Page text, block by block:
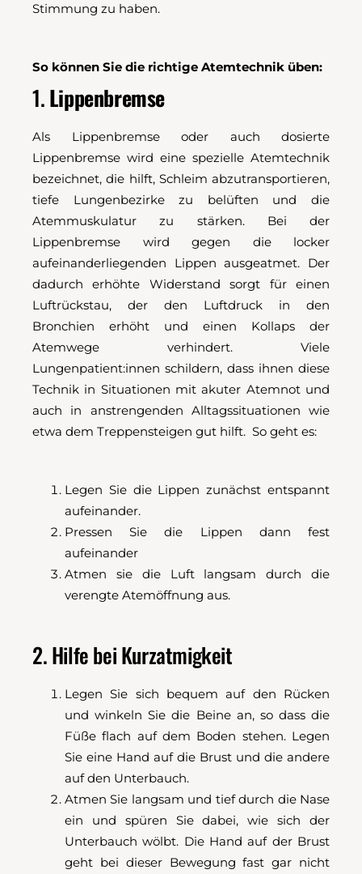
Stimmung zu haben.
So können Sie die richtige Atemtechnik üben:
1.Lippenbremse
Als Lippenbremse oder auch dosierte
Lippenbremse wird eine spezielle Atemtechnik
bezeichnet, die hilft, Schleim abzutransportieren,
tiefe Lungenbezirke zu belüften und die
Atemmuskulatur zu stärken. Bei der
Lippenbremse wird gegen die locker
aufeinanderliegenden Lippen ausgeatmet. Der
dadurch erhöhte Widerstand sorgt für einen
Luftrückstau, der den Luftdruck in den
Bronchien erhöht und einen Kollaps der
Atemwege verhindert. Viele
Lungenpatient:innen schildern, dass ihnen diese
Technik in Situationen mit akuter Atemnot und
auch in anstrengenden Alltagssituationen wie
etwa dem Treppensteigen gut hilft. So geht es:
Legen Sie die Lippen zunächst entspannt
aufeinander.
Pressen Siedie Lippen dann fest
aufeinander
Atmen sie die Luft langsam durch die
verengte Atemöffnung aus.
2. Hilfe bei Kurzatmigkeit
Legen Sie sich bequem auf den Rücken
und winkeln Sie die Beine an, so dass die
Füße flach auf dem Boden stehen. Legen
Sie eine Hand auf die Brust und die andere
auf den Unterbauch.
Atmen Sie langsam und tief durch die Nase
ein und spüren Sie dabei, wie sich der
Unterbauch wölbt. Die Hand auf der Brust
geht bei dieser Bewegung fast gar nicht